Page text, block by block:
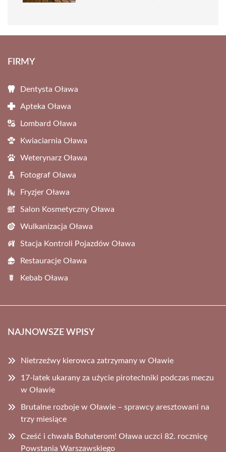
FIRMY
Dentysta Oława
Apteka Oława
Lombard Oława
Kwiaciarnia Oława
Weterynarz Oława
Fotograf Oława
Fryzjer Oława
Salon Kosmetyczny Oława
Wulkanizacja Oława
Stacja Kontroli Pojazdów Oława
Restauracje Oława
Kebab Oława
NAJNOWSZE WPISY
Nietrzeźwy kierowca zatrzymany w Oławie
17-latek ukarany za użycie pirotechniki podczas meczu
w Oławie
Brutalne rozboje w Oławie – sprawcy aresztowani na
trzy miesiące
Cześć i chwała Bohaterom! Oława uczci 82. rocznicę
Powstania Warszawskiego